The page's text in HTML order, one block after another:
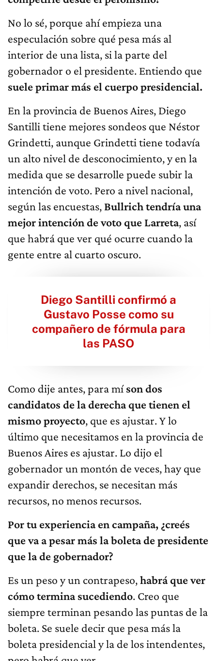
No lo sé, porque ahí empieza una
especulación sobre qué pesa más al
interior de una lista, si la parte del
gobernador o el presidente. Entiendo que
suele primar más el cuerpo presidencial.
En la provincia de Buenos Aires, Diego
Santilli tiene mejores sondeos que Néstor
Grindetti, aunque Grindetti tiene todavía
un alto nivel de desconocimiento, y en la
medida que se desarrolle puede subir la
intención de voto. Pero a nivel nacional,
según las encuestas, Bullrich tendría una
mejor intención de voto que Larreta, así
que habrá que ver qué ocurre cuando la
gente entre al cuarto oscuro.
Diego Santilli confirmó a
Gustavo Posse como su
compañero de fórmula para
las PASO
Como dije antes, para míson dos
candidatos de la derecha que tienen el
mismo proyecto, que es ajustar. Y lo
último que necesitamos en la provincia de
Buenos Aires es ajustar. Lo dijo el
gobernador un montón de veces, hay que
expandir derechos, se necesitan más
recursos, no menos recursos.
Por tu experiencia en campaña, ¿creés
que va a pesar más la boleta de presidente
que la de gobernador?
Es un peso y un contrapeso,habrá que ver
cómo termina sucediendo. Creo que
siempre terminan pesando las puntas de la
boleta. Se suele decir que pesa más la
boleta presidencial y la de los intendentes,